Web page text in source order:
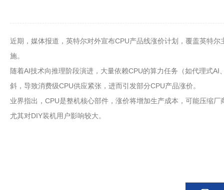
近期，媒体报道，英特尔对外宣布CPU产品线涨价计划，覆盖英特
施。
随着AI技术向推理阶段演进，大量依赖CPU的算力任务（如代理式
斜，导致消费级CPU供应紧张，进而引发部分CPU产品涨价。
业界指出，CPU是整机核心部件，涨价将增加生产成本，可能压缩
尤其对DIY装机用户影响较大。